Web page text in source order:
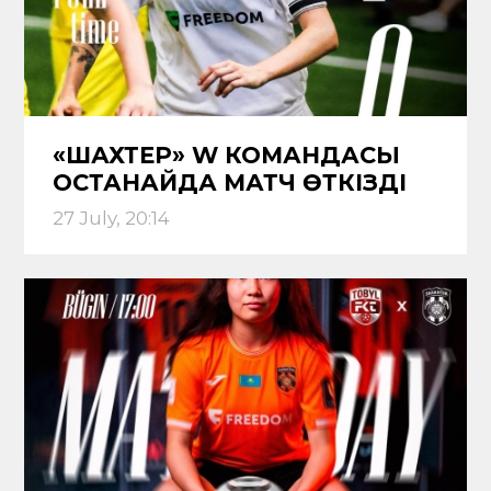
«ШАХТЕР» W КОМАНДАСЫ
ҚОСТАНАЙДА МАТЧ ӨТКІЗДІ
27 July, 20:14